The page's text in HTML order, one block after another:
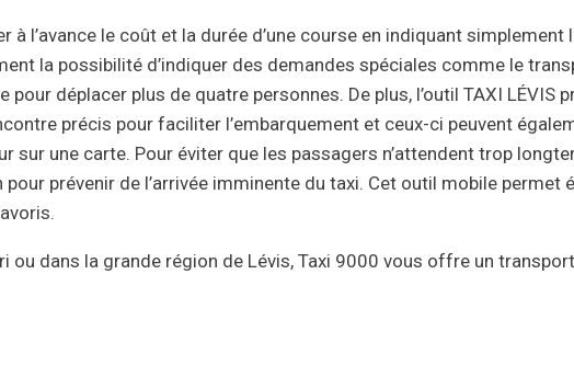
à l’avance le coût et la durée d’une course en indiquant simplement
la possibilité d’indiquer des demandes spéciales comme le
pour déplacer plus de quatre personnes. De plus, l’outil TAXI LÉVIS
précis pour faciliter l’embarquement et ceux-ci peuvent
sur une carte. Pour éviter que les passagers n’attendent trop
prévenir de l’arrivée imminente du taxi. Cet outil mobile permet
ou dans la grande région de Lévis, Taxi 9000 vous offre un transport